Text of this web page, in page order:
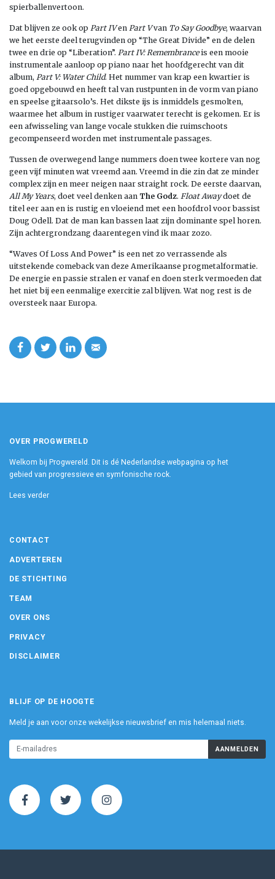
spierballenvertoon.
Dat blijven ze ook op Part IVen Part Vvan To Say Goodbye, waarvan
we het eerste deel terugvinden op “The Great Divide” en de delen
twee en drie op “Liberation”. Part IV: Remembranceis een mooie
instrumentale aanloop op piano naar het hoofdgerecht van dit
album, Part V: Water Child. Het nummer van krap een kwartier is
goed opgebouwd en heeft tal van rustpunten in de vorm van piano
en speelse gitaarsolo’s. Het dikste ijs is inmiddels gesmolten,
waarmee het album in rustiger vaarwater terecht is gekomen. Er is
een afwisseling van lange vocale stukken die ruimschoots
gecompenseerd worden met instrumentale passages.
Tussen de overwegend lange nummers doen twee kortere van nog
geen vijf minuten wat vreemd aan. Vreemd in die zin dat ze minder
complex zijn en meer neigen naar straight rock. De eerste daarvan,
All My Years, doet veel denken aan The Godz. Float Awaydoet de
titel eer aan en is rustig en vloeiend met een hoofdrol voor bassist
Doug Odell. Dat de man kan bassen laat zijn dominante spel horen.
Zijn achtergrondzang daarentegen vind ik maar zozo.
“Waves Of Loss And Power” is een net zo verrassende als
uitstekende comeback van deze Amerikaanse progmetalformatie.
De energie en passie stralen er vanaf en doen sterk vermoeden dat
het niet bij een eenmalige exercitie zal blijven. Wat nog rest is de
oversteek naar Europa.
OVER PROGWERELD
Welkom bij Progwereld. Dit is dé Nederlandse webpagina op het
gebied van progressieve en symfonische rock.
Lees verder
CONTACT
ADVERTEREN
DE STICHTING
TEAM
OVER ONS
PRIVACY
DISCLAIMER
BLIJF OP DE HOOGTE
Meld je aan voor onze wekelijkse nieuwsbrief en mis helemaal niets.
AANMELDEN